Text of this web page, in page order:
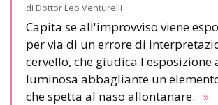
di Dottor Leo Venturelli
Capita se all'improvviso viene
per via di un errore di
cervello, che giudica l'esposizione
luminosa abbagliante un
che spetta al naso allontanare. »